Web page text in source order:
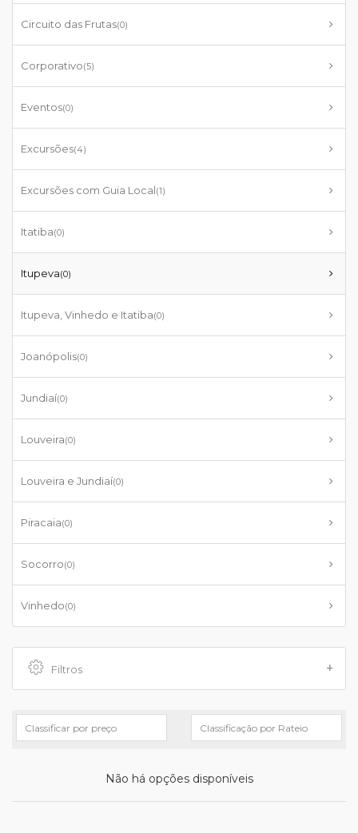
Circuito das Frutas(0)
Corporativo(5)
Eventos(0)
Excursões(4)
Excursões com Guia Local(1)
Itatiba(0)
Itupeva(0)
Itupeva, Vinhedo e Itatiba(0)
Joanópolis(0)
Jundiaí(0)
Louveira(0)
Louveira e Jundiaí(0)
Piracaia(0)
Socorro(0)
Vinhedo(0)
Filtros
Não há opções disponíveis